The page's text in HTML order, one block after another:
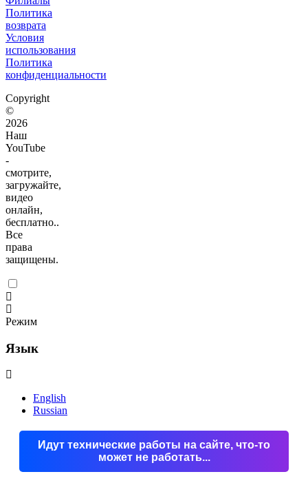
Политика
возврата
Условия
использования
Политика
конфиденциальности
Copyright
©
2026
Наш
YouTube
-
смотрите,
загружайте,
видео
онлайн,
бесплатно..
Все
права
защищены.
Режим
Язык
English
Russian
Идут технические работы на сайте, что-то
может не работать...